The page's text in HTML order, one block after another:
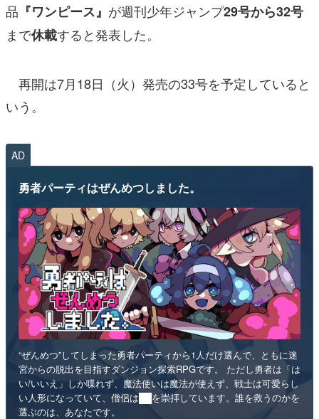
その他
運営：株式会社マレ
品 『ワンピース』 が週刊少年ジャンプ29号から32号
まで休載すると発表した。
再開は7月18日（火）発売の33号を予定していると
いう。
AD
勇者パーティはぜんめつしました。
“ぜんめつ”してしまった勇者パーティから1人だけ選んで、ともに迷
宮からの脱出を目指すダンジョン探索RPGです。 ただし勇者は「は
い/いいえ」しか喋れず、魔法使いは魔法が使えず、戦士は可愛らし
い人形になっていて、僧侶は██を崇拝しています。誰を救うのかを
選ぶのは、あなたです。